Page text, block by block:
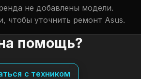
не добавлены модели.
чтобы уточнить ремонт Asus.
помощь?
с техником